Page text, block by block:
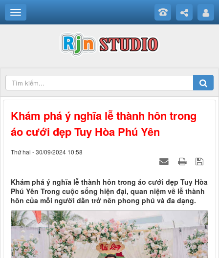
Khám phá ý nghĩa lễ thành hôn trong
áo cưới đẹp Tuy Hòa Phú Yên
Thứ hai - 30/09/2024 10:58
Khám phá ý nghĩa lễ thành hôn trong áo cưới đẹp Tuy Hòa
Phú Yên Trong cuộc sống hiện đại, quan niệm về lễ thành
hôn của mỗi người dần trở nên phong phú và đa dạng.